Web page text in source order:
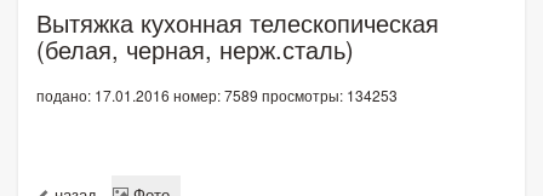
Поиск по сайту
Подать объявление
Вытяжка кухонная телескопическая
(белая, черная, нерж.сталь)
подано: 17.01.2016 номер: 7589 просмотры: 134253